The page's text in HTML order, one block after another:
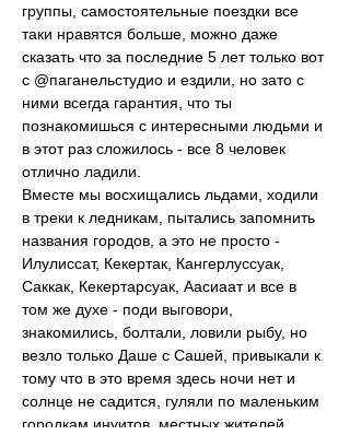
группы, самостоятельные поездки все
таки нравятся больше, можно даже
сказать что за последние 5 лет только вот
с @паганельстудио и ездили, но зато с
ними всегда гарантия, что ты
познакомишься с интересными людьми и
в этот раз сложилось - все 8 человек
отлично ладили.
Вместе мы восхищались льдами, ходили
в треки к ледникам, пытались запомнить
названия городов, а это не просто -
Илулиссат, Кекертак, Кангерлуссуак,
Саккак, Кекертарсуак, Аасиаат и все в
том же духе - поди выговори,
знакомились, болтали, ловили рыбу, но
везло только Даше с Сашей, привыкали к
тому что в это время здесь ночи нет и
солнце не садится, гуляли по маленьким
городкам инуитов, местных жителей,